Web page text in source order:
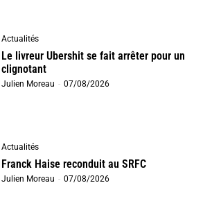
Actualités
Le livreur Ubershit se fait arrêter pour un
clignotant
Julien Moreau - 07/08/2026
Actualités
Franck Haise reconduit au SRFC
Julien Moreau - 07/08/2026